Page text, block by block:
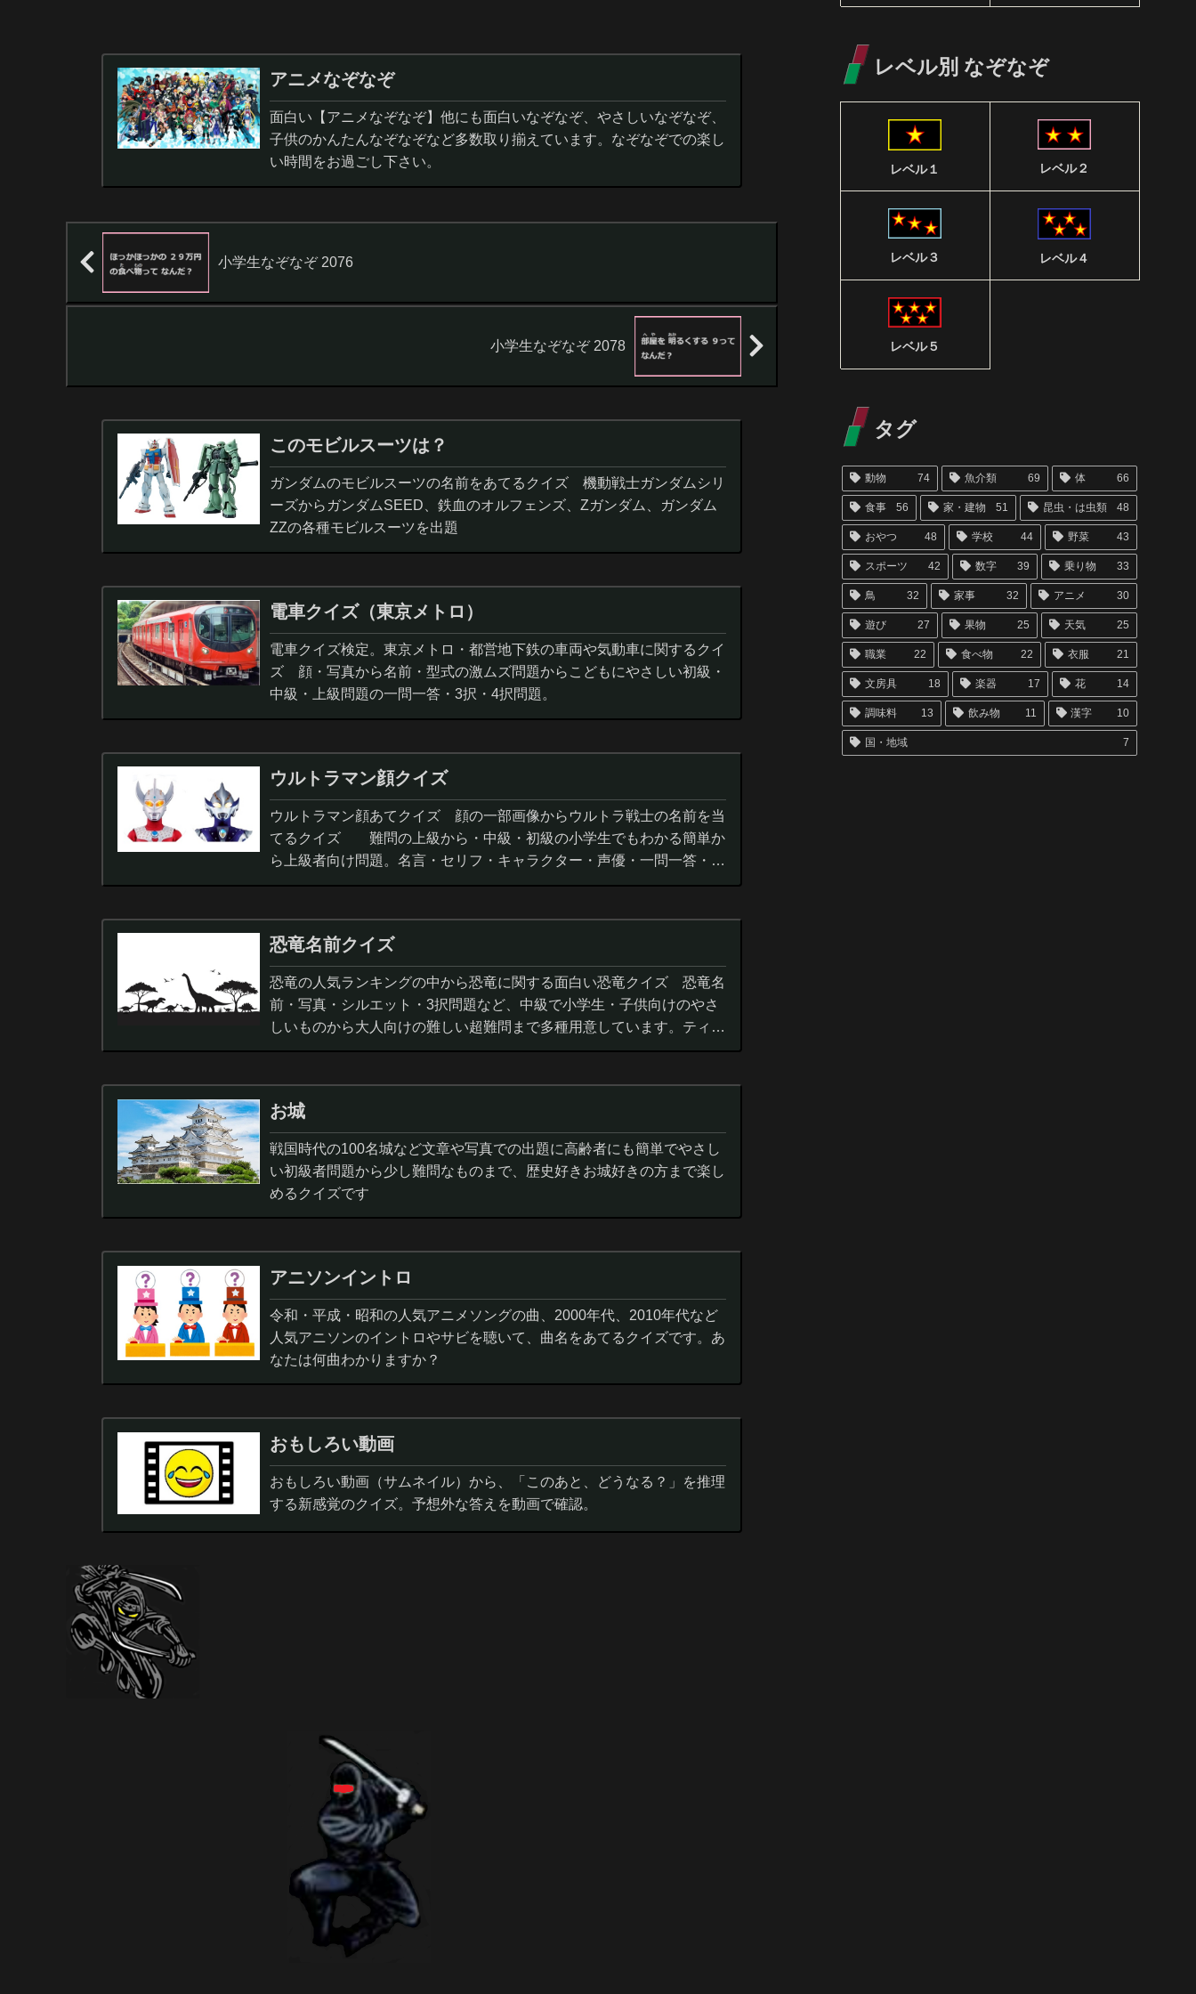
アニメなぞなぞ
面白い【アニメなぞなぞ】他にも面白いなぞなぞ、やさしいなぞなぞ、
子供のかんたんなぞなぞなど多数取り揃えています。なぞなぞでの楽し
い時間をお過ごし下さい。
小学生なぞなぞ 2076
小学生なぞなぞ 2078
このモビルスーツは？
ガンダムのモビルスーツの名前をあてるクイズ 機動戦士ガンダムシリ
ーズからガンダムSEED、鉄血のオルフェンズ、Zガンダム、ガンダム
ZZの各種モビルスーツを出題
電車クイズ（東京メトロ）
電車クイズ検定。東京メトロ・都営地下鉄の車両や気動車に関するクイ
ズ 顔・写真から名前・型式の激ムズ問題からこどもにやさしい初級・
中級・上級問題の一問一答・3択・4択問題。
ウルトラマン顔クイズ
ウルトラマン顔あてクイズ 顔の一部画像からウルトラ戦士の名前を当
てるクイズ 難問の上級から・中級・初級の小学生でもわかる簡単か
ら上級者向け問題。名言・セリフ・キャラクター・声優・一問一答・3
択問題まで。
恐竜名前クイズ
恐竜の人気ランキングの中から恐竜に関する面白い恐竜クイズ 恐竜名
前・写真・シルエット・3択問題など、中級で小学生・子供向けのやさ
しいものから大人向けの難しい超難問まで多種用意しています。ティラ
ノサウルス,スピノサウルス,アロサウルス,モササ...
お城
戦国時代の100名城など文章や写真での出題に高齢者にも簡単でやさし
い初級者問題から少し難問なものまで、歴史好きお城好きの方まで楽し
めるクイズです
アニソンイントロ
令和・平成・昭和の人気アニメソングの曲、2000年代、2010年代など
人気アニソンのイントロやサビを聴いて、曲名をあてるクイズです。あ
なたは何曲わかりますか？
おもしろい動画
おもしろい動画（サムネイル）から、「このあと、どうなる？」を推理
する新感覚のクイズ。予想外な答えを動画で確認。
レベル別 なぞなぞ
レベル１ レベル２
レベル３ レベル４
レベル５
タグ
動物 74 魚介類 69 体 66
食事 56 家・建物 51 昆虫・は虫類 48
おやつ 48 学校 44 野菜 43
スポーツ 42 数字 39 乗り物 33
鳥 32 家事 32 アニメ 30
遊び 27 果物 25 天気 25
職業 22 食べ物 22 衣服 21
文房具 18 楽器 17 花 14
調味料 13 飲み物 11 漢字 10
国・地域 7